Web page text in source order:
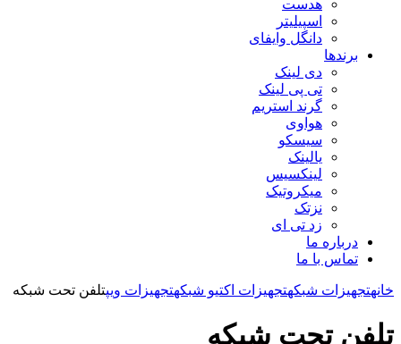
هدست
اسپیلیتر
دانگل وایفای
برندها
دی لینک
تی پی لینک
گرند استریم
هواوی
سیسکو
یالینک
لینکسیس
میکروتیک
نزتک
زد تی ای
درباره ما
تماس با ما
خانهتجهیزات شبکهتجهیزات اکتیو شبکهتجهیزات ویپتلفن تحت شبکه
تلفن تحت شبکه